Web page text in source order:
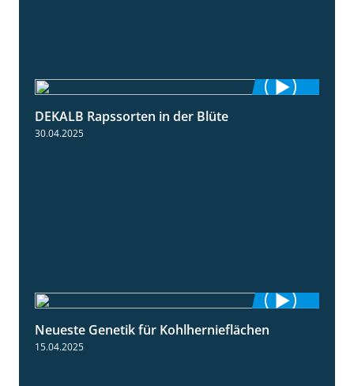
DEKALB Rapssorten in der Blüte
30.04.2025
Neueste Genetik für Kohlhernieflächen
15.04.2025